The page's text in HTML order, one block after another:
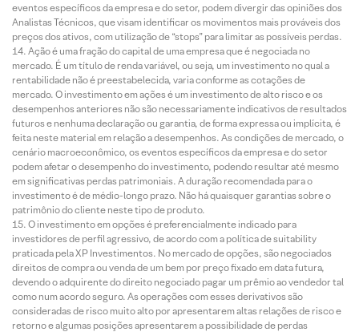
eventos específicos da empresa e do setor, podem divergir das opiniões dos
Analistas Técnicos, que visam identificar os movimentos mais prováveis dos
preços dos ativos, com utilização de “stops” para limitar as possíveis perdas.
Ação é uma fração do capital de uma empresa que é negociada no
mercado. É um título de renda variável, ou seja, um investimento no qual a
rentabilidade não é preestabelecida, varia conforme as cotações de
mercado. O investimento em ações é um investimento de alto risco e os
desempenhos anteriores não são necessariamente indicativos de resultados
futuros e nenhuma declaração ou garantia, de forma expressa ou implícita, é
feita neste material em relação a desempenhos. As condições de mercado, o
cenário macroeconômico, os eventos específicos da empresa e do setor
podem afetar o desempenho do investimento, podendo resultar até mesmo
em significativas perdas patrimoniais. A duração recomendada para o
investimento é de médio-longo prazo. Não há quaisquer garantias sobre o
patrimônio do cliente neste tipo de produto.
O investimento em opções é preferencialmente indicado para
investidores de perfil agressivo, de acordo com a política de suitability
praticada pela XP Investimentos. No mercado de opções, são negociados
direitos de compra ou venda de um bem por preço fixado em data futura,
devendo o adquirente do direito negociado pagar um prêmio ao vendedor tal
como num acordo seguro. As operações com esses derivativos são
consideradas de risco muito alto por apresentarem altas relações de risco e
retorno e algumas posições apresentarem a possibilidade de perdas